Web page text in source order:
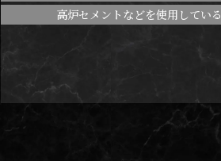
高炉セメントなどを使用している